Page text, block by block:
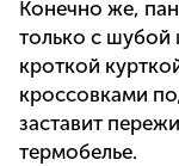
Конечно же,
только с шубой
кроткой
кроссовками
заставит
термобелье.